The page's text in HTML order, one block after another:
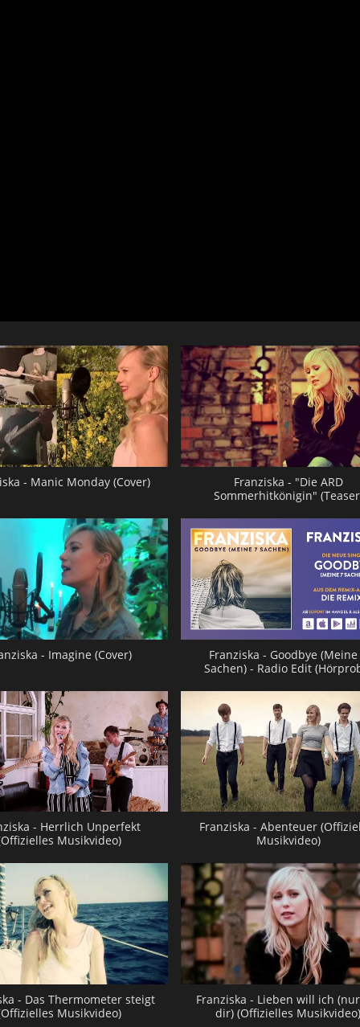
- Manic Monday (Cover)
Franziska - "Die ARD
Sommerhitkönigin"
- Imagine (Cover)
Franziska - Goodbye
Sachen) - Radio Edit
- Herrlich Unperfekt
Musikvideo)
Franziska - Abenteuer
Musikvideo)
- Das Thermometer steigt
Musikvideo)
Franziska - Lieben will ich
dir) (Offizielles